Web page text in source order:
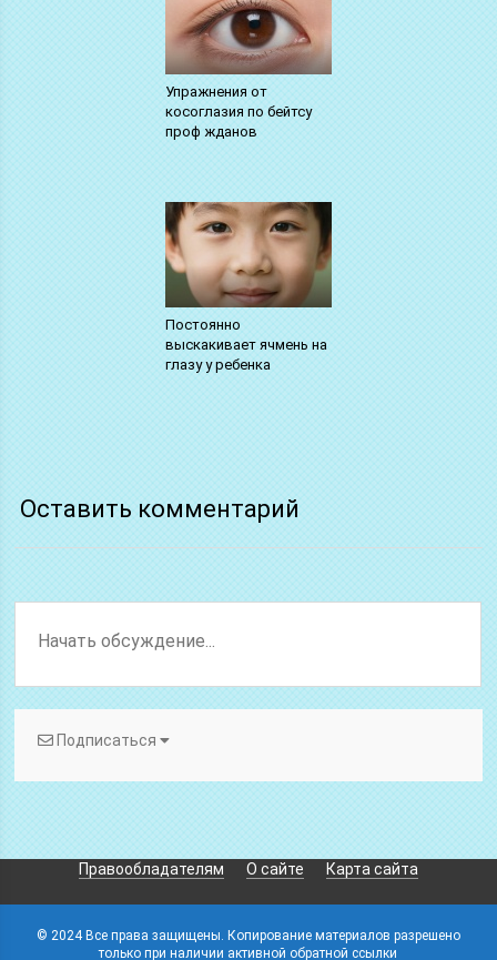
Упражнения от
косоглазия по бейтсу
проф жданов
Постоянно
выскакивает ячмень на
глазу у ребенка
Оставить комментарий
Подписаться
Правообладателям О сайте Карта сайта
© 2024 Все права защищены. Копирование материалов разрешено
только при наличии активной обратной ссылки